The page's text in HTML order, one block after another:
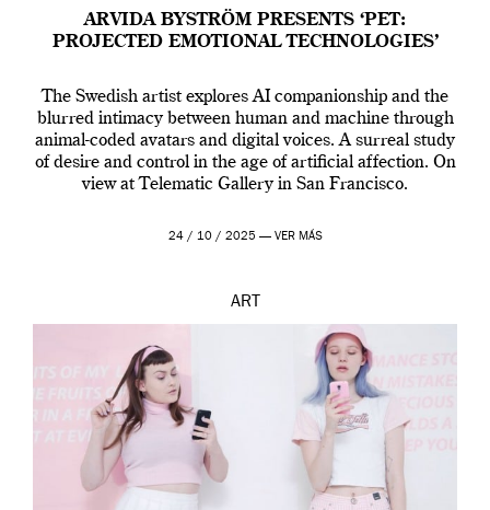
ARVIDA BYSTRÖM PRESENTS ‘PET:
PROJECTED EMOTIONAL TECHNOLOGIES’
The Swedish artist explores AI companionship and the
blurred intimacy between human and machine through
animal-coded avatars and digital voices. A surreal study
of desire and control in the age of artificial affection. On
view at Telematic Gallery in San Francisco.
24 / 10 / 2025 — VER MÁS
ART